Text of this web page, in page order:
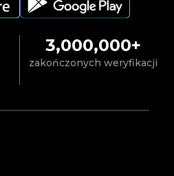
3,000,000+
zakończonych weryfikacji